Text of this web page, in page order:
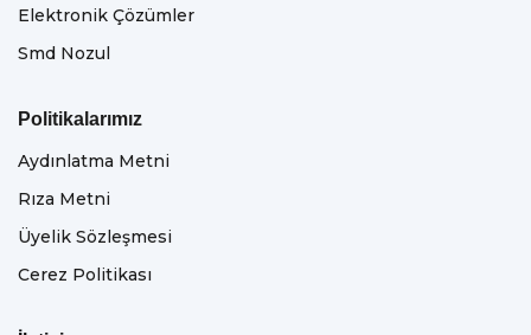
Elektronik Çözümler
Smd Nozul
Politikalarımız
Aydınlatma Metni
Rıza Metni
Üyelik Sözleşmesi
Cerez Politikası